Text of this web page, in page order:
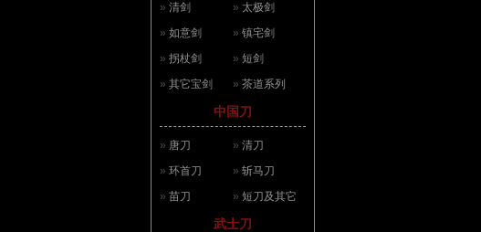
» 清剑 » 太极剑
» 如意剑 » 镇宅剑
» 拐杖剑 » 短剑
» 其它宝剑 » 茶道系列
中国刀
» 唐刀 » 清刀
» 环首刀 » 斩马刀
» 苗刀 » 短刀及其它
武士刀